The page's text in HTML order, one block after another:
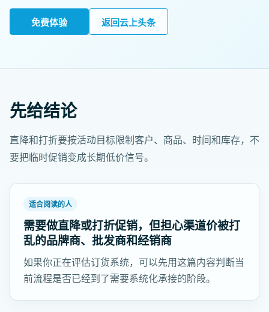
免费体验 返回云上头条
先给结论
直降和打折要按活动目标限制客户、商品、时间和库存，不
要把临时促销变成长期低价信号。
适合阅读的人
需要做直降或打折促销，但担心渠道价被打
乱的品牌商、批发商和经销商
如果你正在评估订货系统，可以先用这篇内容判断当
前流程是否已经到了需要系统化承接的阶段。